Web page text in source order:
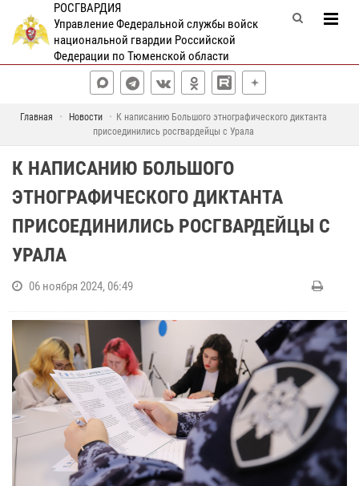
РОСГВАРДИЯ
Управление Федеральной службы войск
национальной гвардии Российской
Федерации по Тюменской области
Главная Новости
К написанию Большого этнографического диктанта
присоединились росгвардейцы с Урала
К НАПИСАНИЮ БОЛЬШОГО
ЭТНОГРАФИЧЕСКОГО ДИКТАНТА
ПРИСОЕДИНИЛИСЬ РОСГВАРДЕЙЦЫ С
УРАЛА
06 ноября 2024, 06:49